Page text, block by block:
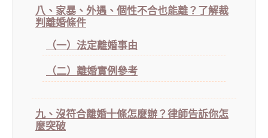
八、家暴、外遇、個性不合也能離？了解裁
判離婚條件
（一）法定離婚事由
（二）離婚實例參考
九、沒符合離婚十條怎麼辦？律師告訴你怎
麼突破